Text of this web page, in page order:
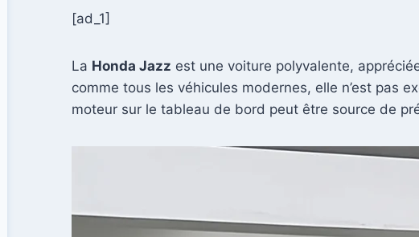
[ad_1]
La Honda Jazz est une voiture polyvalente,
comme tous les véhicules modernes, elle n’est pas
moteur sur le tableau de bord peut être source de